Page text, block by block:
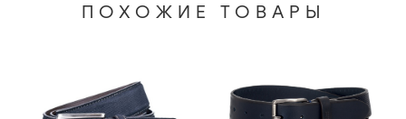
ПОХОЖИЕ ТОВАРЫ